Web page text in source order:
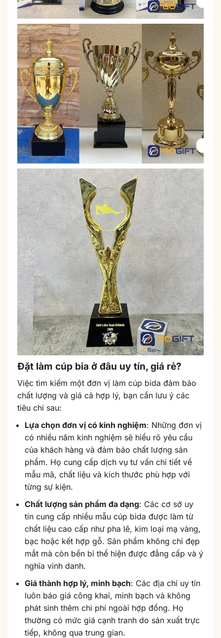
Đặt làm cúp bia ở đâu uy tín, giá rẻ?
Việc tìm kiếm một đơn vị làm cúp bida đảm bảo
chất lượng và giá cả hợp lý, bạn cần lưu ý các
tiêu chí sau:
Lựa chọn đơn vị có kinh nghiệm: Những đơn vị
có nhiều năm kinh nghiệm sẽ hiểu rõ yêu cầu
của khách hàng và đảm bảo chất lượng sản
phẩm. Họ cung cấp dịch vụ tư vấn chi tiết về
mẫu mã, chất liệu và kích thước phù hợp với
từng sự kiện.
Chất lượng sản phẩm đa dạng: Các cơ sở uy
tín cung cấp nhiều mẫu cúp bida được làm từ
chất liệu cao cấp như pha lê, kim loại mạ vàng,
bạc hoặc kết hợp gỗ. Sản phẩm không chỉ đẹp
mắt mà còn bền bỉ thể hiện được đẳng cấp và ý
nghĩa vinh danh.
Giá thành hợp lý, minh bạch: Các địa chỉ uy tín
luôn báo giá công khai, minh bạch và không
phát sinh thêm chi phí ngoài hợp đồng. Họ
thường có mức giá cạnh tranh do sản xuất trực
tiếp, không qua trung gian.